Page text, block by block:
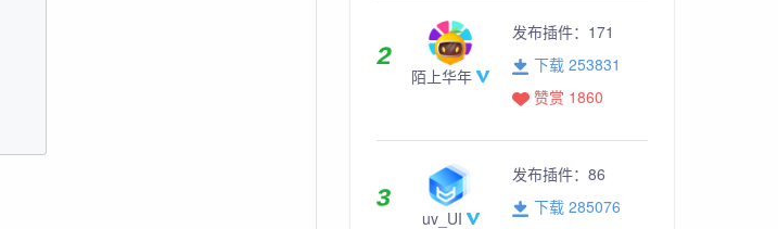
陌上华年
发布插件： 171
下载 253831
赞赏 1860
uv_UI
发布插件： 86
下载 285076